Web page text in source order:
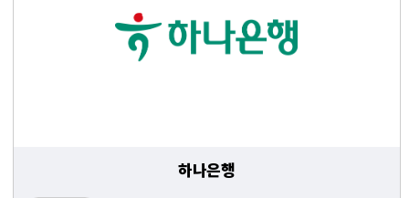
하나은행